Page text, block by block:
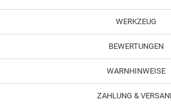
WERKZEUG
BEWERTUNGEN
WARNHINWEISE
ZAHLUNG &